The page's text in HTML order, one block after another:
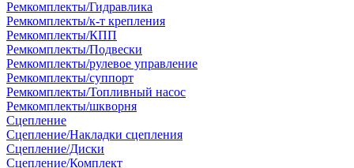
Ремкомплекты/Гидравлика
Ремкомплекты/к-т крепления
Ремкомплекты/КПП
Ремкомплекты/Подвески
Ремкомплекты/рулевое управление
Ремкомплекты/суппорт
Ремкомплекты/Топливный насос
Ремкомплекты/шкворня
Сцепление
Сцепление/Накладки сцепления
Сцепление/Диски
Сцепление/Комплект